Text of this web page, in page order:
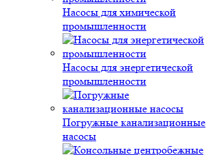
Насосы для химической
промышленности
Насосы для энергетической
промышленности
Погружные канализационные
насосы